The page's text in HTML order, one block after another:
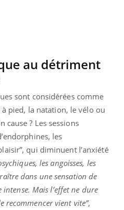
au détriment
sont considérées comme
pied, la natation, le vélo ou
cause ? Les sessions
les
qui diminuent l’anxiété
les angoisses, les
dans une sensation de
Mais l’effet ne dure
recommencer vient vite”,